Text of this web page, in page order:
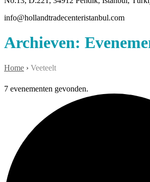
info@hollandtradecenteristanbul.com
Archieven:
Home › Veeteelt
7 evenementen gevonden.